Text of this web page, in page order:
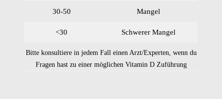
30-50 Mangel
<30 Schwerer Mangel
Bitte konsultiere in jedem Fall einen Arzt/Experten, wenn du
Fragen hast zu einer möglichen Vitamin D Zuführung